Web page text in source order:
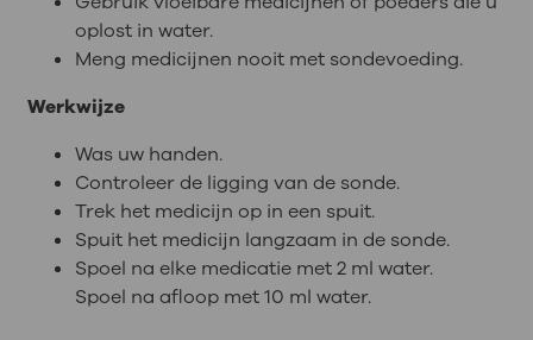
oplost in water.
Meng medicijnen nooit met sondevoeding.
Werkwijze
Was uw handen.
Controleer de ligging van de sonde.
Trek het medicijn op in een spuit.
Spuit het medicijn langzaam in de sonde.
Spoel na elke medicatie met 2 ml water.
Spoel na afloop met 10 ml water.